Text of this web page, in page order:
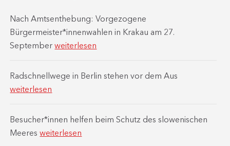
Nach Amtsenthebung: Vorgezogene
Bürgermeister*innenwahlen in Krakau am 27.
Septemberweiterlesen
Radschnellwege in Berlin stehen vor dem Aus
weiterlesen
Besucher*innen helfen beim Schutz des slowenischen
Meeresweiterlesen